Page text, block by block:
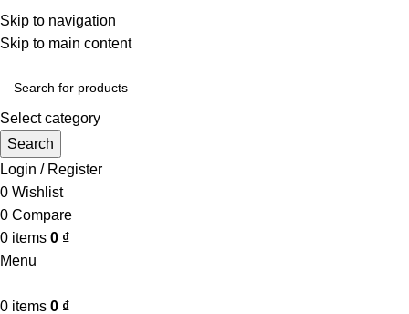
Skip to navigation
Skip to main content
Một uy tín - triệu niềm tin
Hotline : 0346394639 - 0973332499
Select category
Search
Login / Register
0 Wishlist
0 Compare
0 items 0 ₫
Menu
0 items 0 ₫